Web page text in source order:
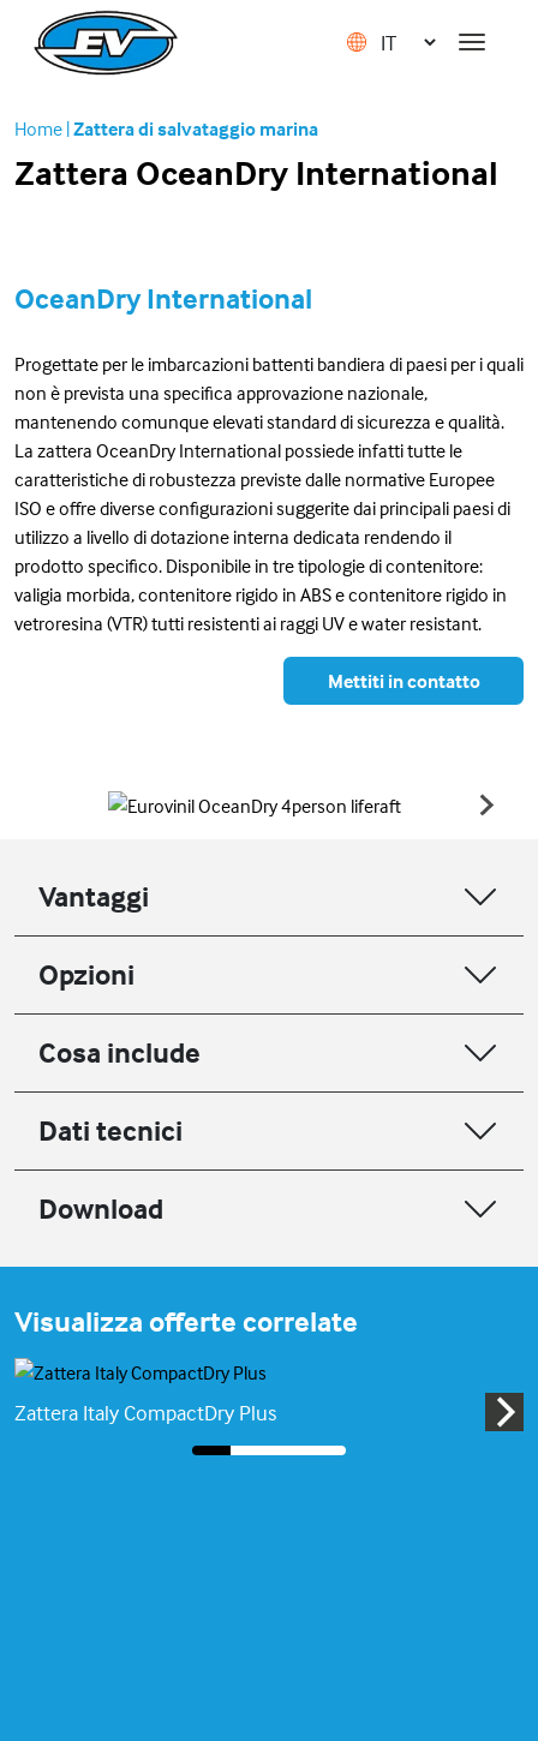
Home |Zattera di salvataggio marina
Zattera OceanDry International
OceanDry International
Progettate per le imbarcazioni battenti bandiera di paesi per i quali
non è prevista una specifica approvazione nazionale,
mantenendo comunque elevati standard di sicurezza e qualità.
La zattera OceanDry International possiede infatti tutte le
caratteristiche di robustezza previste dalle normative Europee
ISO e offre diverse configurazioni suggerite dai principali paesi di
utilizzo a livello di dotazione interna dedicata rendendo il
prodotto specifico. Disponibile in tre tipologie di contenitore:
valigia morbida, contenitore rigido in ABS e contenitore rigido in
vetroresina (VTR) tutti resistenti ai raggi UV e water resistant.
Mettiti in contatto
Vantaggi
Opzioni
Cosa include
Dati tecnici
Download
Visualizza offerte correlate
Zattera Italy CompactDry Plus